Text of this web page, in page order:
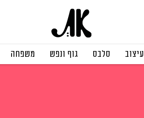
עיצוב סלבס גוף ונפש משפחה